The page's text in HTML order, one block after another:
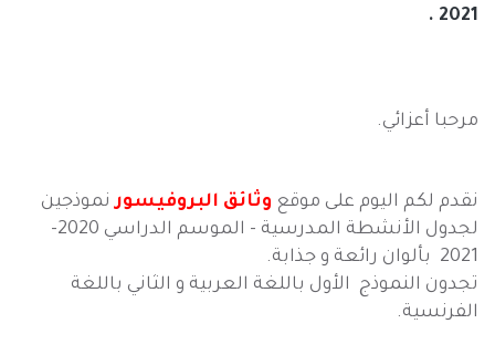
2021 .
مرحبا أعزائي.
نقدم لكم اليوم على موقع وثائق البروفيسورنموذجين
لجدول الأنشطة المدرسية - الموسم الدراسي 2020-
2021 بألوان رائعة و جذابة.
تجدون النموذج الأول باللغة العربية و الثاني باللغة
الفرنسية.